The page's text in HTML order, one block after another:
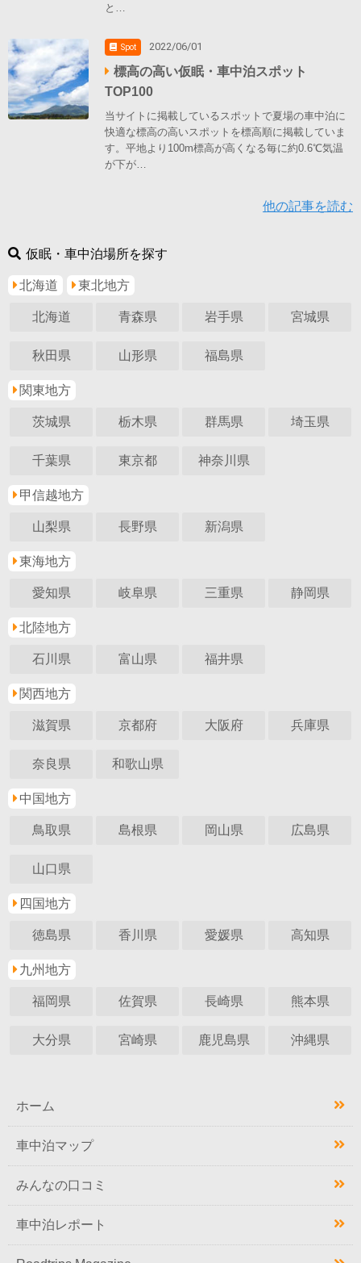
と…
Spot 2022/06/01
標高の高い仮眠・車中泊スポット
TOP100
当サイトに掲載しているスポットで夏場の車中泊に
快適な標高の高いスポットを標高順に掲載していま
す。平地より100m標高が高くなる毎に約0.6℃気温
が下が…
他の記事を読む
仮眠・車中泊場所を探す
北海道 東北地方
北海道 青森県 岩手県 宮城県
秋田県 山形県 福島県
関東地方
茨城県 栃木県 群馬県 埼玉県
千葉県 東京都 神奈川県
甲信越地方
山梨県 長野県 新潟県
東海地方
愛知県 岐阜県 三重県 静岡県
北陸地方
石川県 富山県 福井県
関西地方
滋賀県 京都府 大阪府 兵庫県
奈良県 和歌山県
中国地方
鳥取県 島根県 岡山県 広島県
山口県
四国地方
徳島県 香川県 愛媛県 高知県
九州地方
福岡県 佐賀県 長崎県 熊本県
大分県 宮崎県 鹿児島県 沖縄県
ホーム
車中泊マップ
みんなの口コミ
車中泊レポート